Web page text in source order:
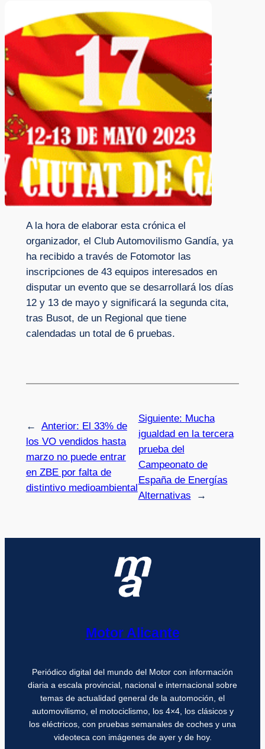
A la hora de elaborar esta crónica el
organizador, el Club Automovilismo Gandía, ya
ha recibido a través de Fotomotor las
inscripciones de 43 equipos interesados en
disputar un evento que se desarrollará los días
12 y 13 de mayo y significará la segunda cita,
tras Busot, de un Regional que tiene
calendadas un total de 6 pruebas.
← Anterior: El 33% de
los VO vendidos hasta
marzo no puede entrar
en ZBE por falta de
distintivo medioambiental
Siguiente: Mucha
igualdad en la tercera
prueba del
Campeonato de
España de Energías
Alternativas
→
Motor Alicante
Periódico digital del mundo del Motor con información
diaria a escala provincial, nacional e internacional sobre
temas de actualidad general de la automoción, el
automovilismo, el motociclismo, los 4×4, los clásicos y
los eléctricos, con pruebas semanales de coches y una
videoteca con imágenes de ayer y de hoy.